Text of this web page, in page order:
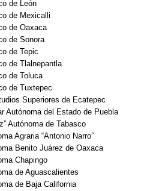
de León
de Mexicalli
de Oaxaca
de Sonora
de Tepic
de Tlalnepantla
de Toluca
de Tuxtepec
Superiores de Ecatepec
Autónoma del Estado de Puebla
Autónoma de Tabasco
Agraria “Antonio Narro”
Benito Juárez de Oaxaca
Chapingo
de Aguascalientes
de Baja California